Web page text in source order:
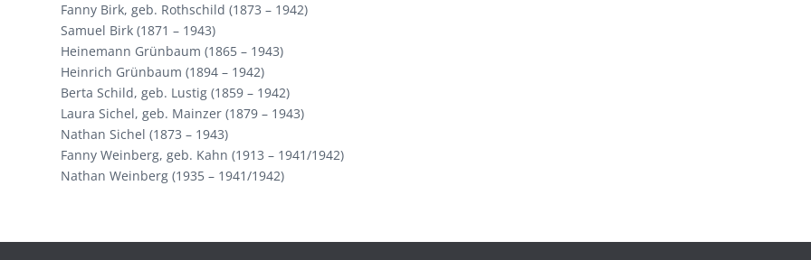
Fanny Birk, geb. Rothschild (1873 – 1942)
Samuel Birk (1871 – 1943)
Heinemann Grünbaum (1865 – 1943)
Heinrich Grünbaum (1894 – 1942)
Berta Schild, geb. Lustig (1859 – 1942)
Laura Sichel, geb. Mainzer (1879 – 1943)
Nathan Sichel (1873 – 1943)
Fanny Weinberg, geb. Kahn (1913 – 1941/1942)
Nathan Weinberg (1935 – 1941/1942)